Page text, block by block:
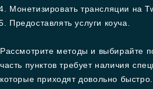
Монетизировать трансляции на
Предоставлять услуги коуча.
Рассмотрите методы и выбирайте
часть пунктов требует наличия
которые приходят довольно быстро.